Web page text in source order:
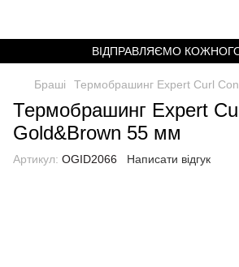
ВІДПРАВЛЯЄМО
Браші Термобрашинг Expert Curl
Термобрашинг Expert
Gold&Brown 55 мм
Артикул: OGID2066 Написати відгук